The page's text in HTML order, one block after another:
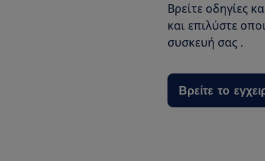
Βρείτε οδηγίες
και επιλύστε
συσκευή σας .
Βρείτε το